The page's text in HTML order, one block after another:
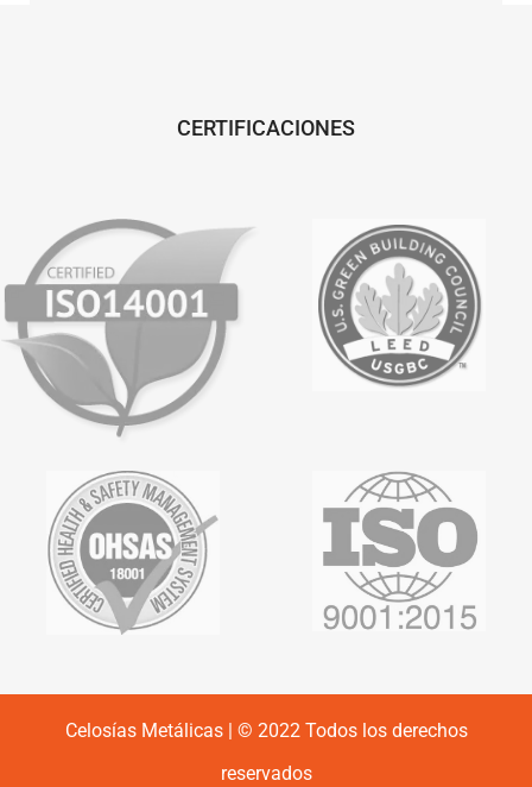
CERTIFICACIONES
Celosías Metálicas | © 2022 Todos los derechos
reservados